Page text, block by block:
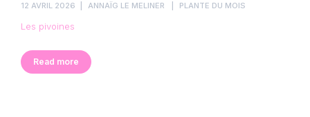
12 AVRIL 2026 ANNAÏG LE MELINER PLANTE DU MOIS
Les pivoines
Read more